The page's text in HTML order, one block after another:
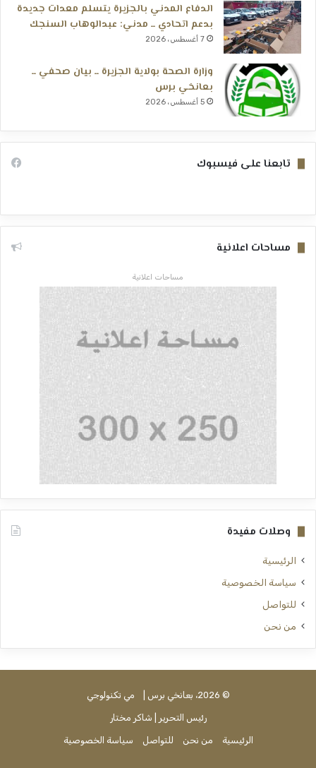
الدفاع المدني بالجزيرة يتسلم معدات جديدة
بدعم اتحادي ــ مدني: عبدالوهاب السنجك
7 أغسطس، 2026
وزارة الصحة بولاية الجزيرة ــ بيان صحفي ــ
بعانخي برس
5 أغسطس، 2026
تابعنا على فيسبوك
مساحات اعلانية
مساحات اعلانية
وصلات مفيدة
الرئيسية
سياسة الخصوصية
للتواصل
من نحن
© 2026، بعانخي برس | مي تكنولوجي
رئيس التحرير | شاكر مختار
الرئيسية من نحن للتواصل سياسة الخصوصية